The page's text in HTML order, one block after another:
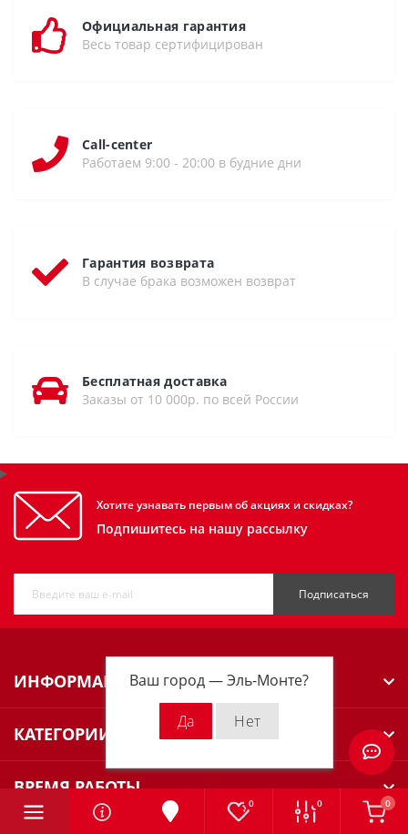
Ваш город —Эль-Монте?
0 0 0
Официальная гарантия
Весь товар сертифицирован
Call-center
Работаем 9:00 - 20:00 в будние дни
Гарантия возврата
В случае брака возможен возврат
Бесплатная доставка
Заказы от 10 000р. по всей России
Хотите узнавать первым об акциях и скидках?
Подпишитесь на нашу рассылку
Подписаться
ИНФОРМАЦИЯ
КАТЕГОРИИ
ВРЕМЯ РАБОТЫ